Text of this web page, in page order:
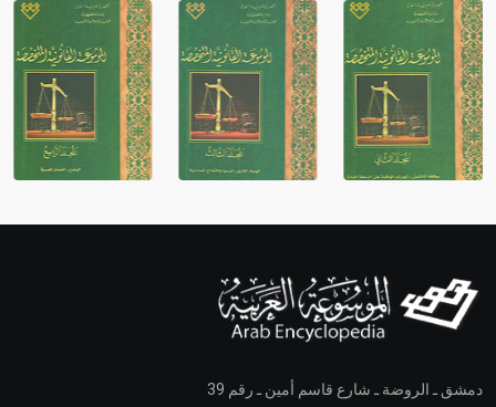
دمشق ـ الروضة ـ شارع قاسم أمين ـ رقم 39